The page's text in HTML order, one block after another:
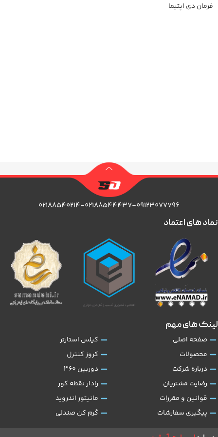
فرمان دی اپتیما
۰۲۱۸۸۵۴۰۲۱۴-۰۲۱۸۸۵۴۴۴۳۷-۰۹۱۲۳۰۷۷۷۹۶
لینک های مهم
صفحه اصلی
محصولات
درباره شرکت
رضایت مشتریان
قوانین و مقررات
پیگیری سفارشات
کیلس استارتر
کروز کنترل
دوربین 360
رادار نقطه کور
مانیتور اندروید
گرم کن صندلی
نماد های اعتماد